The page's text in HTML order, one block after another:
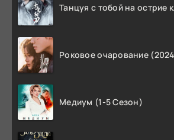
Танцуя с тобой на острие
Роковое очарование
Медиум (1-5 Сезон)